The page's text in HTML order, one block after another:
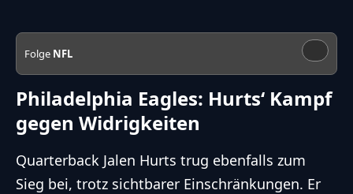
Folge NFL
Philadelphia Eagles: Hurts‘ Kampf
gegen Widrigkeiten
Quarterback Jalen Hurts trug ebenfalls zum
Sieg bei, trotz sichtbarer Einschränkungen. Er